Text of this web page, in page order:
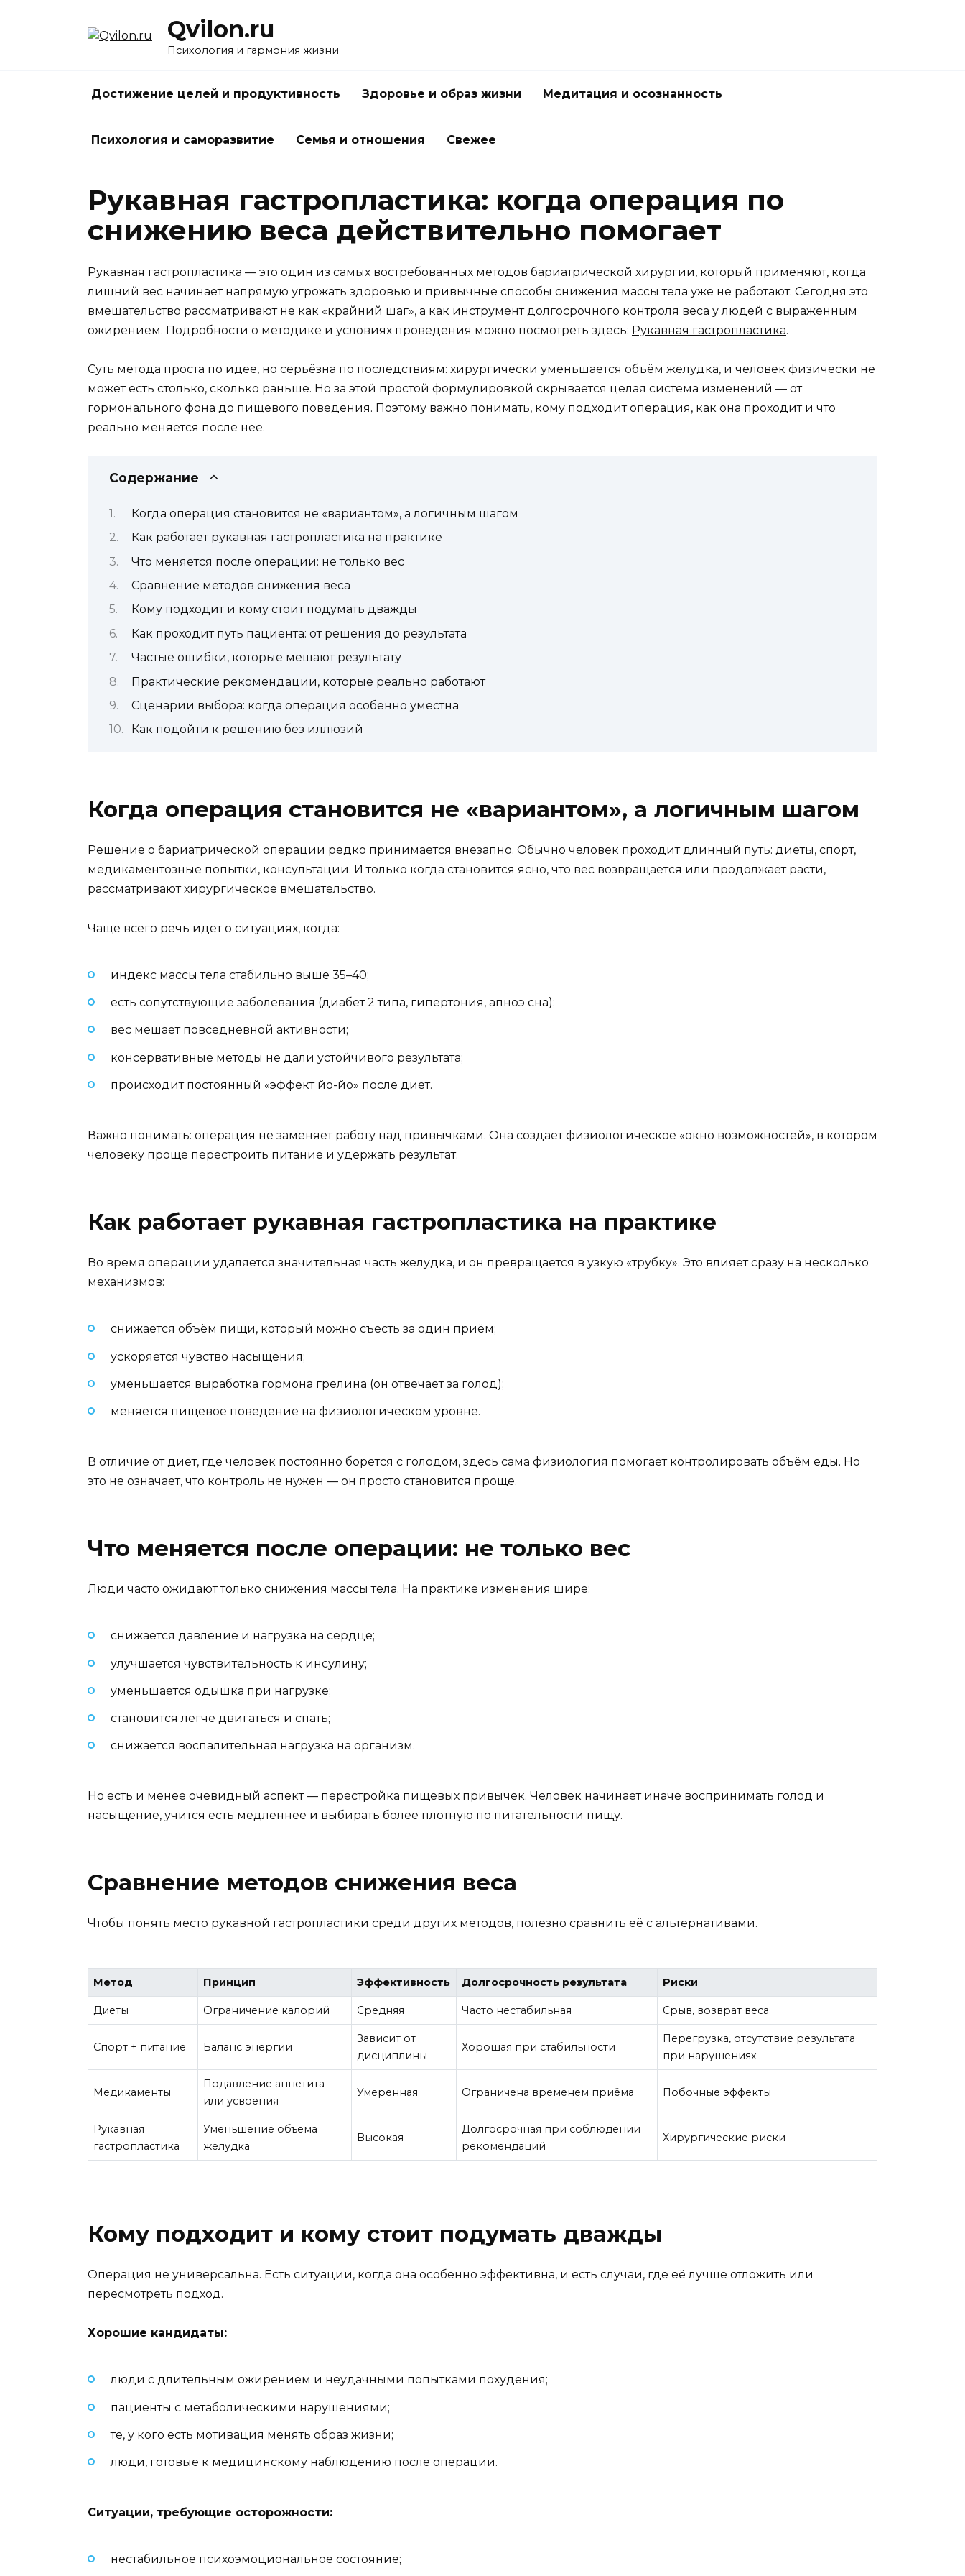
Qvilon.ru
Психология и гармония жизни
Достижение целей и продуктивность Здоровье и образ жизни Медитация и осознанность
Психология и саморазвитие Семья и отношения Свежее
Рукавная гастропластика: когда операция по
снижению веса действительно помогает
Рукавная гастропластика — это один из самых востребованных методов бариатрической хирургии, который применяют, когда
лишний вес начинает напрямую угрожать здоровью и привычные способы снижения массы тела уже не работают. Сегодня это
вмешательство рассматривают не как «крайний шаг», а как инструмент долгосрочного контроля веса у людей с выраженным
ожирением. Подробности о методике и условиях проведения можно посмотреть здесь: Рукавная гастропластика.
Суть метода проста по идее, но серьёзна по последствиям: хирургически уменьшается объём желудка, и человек физически не
может есть столько, сколько раньше. Но за этой простой формулировкой скрывается целая система изменений — от
гормонального фона до пищевого поведения. Поэтому важно понимать, кому подходит операция, как она проходит и что
реально меняется после неё.
Содержание
Когда операция становится не «вариантом», а логичным шагом
Как работает рукавная гастропластика на практике
Что меняется после операции: не только вес
Сравнение методов снижения веса
Кому подходит и кому стоит подумать дважды
Как проходит путь пациента: от решения до результата
Частые ошибки, которые мешают результату
Практические рекомендации, которые реально работают
Сценарии выбора: когда операция особенно уместна
Как подойти к решению без иллюзий
Когда операция становится не «вариантом», а логичным шагом
Решение о бариатрической операции редко принимается внезапно. Обычно человек проходит длинный путь: диеты, спорт,
медикаментозные попытки, консультации. И только когда становится ясно, что вес возвращается или продолжает расти,
рассматривают хирургическое вмешательство.
Чаще всего речь идёт о ситуациях, когда:
индекс массы тела стабильно выше 35–40;
есть сопутствующие заболевания (диабет 2 типа, гипертония, апноэ сна);
вес мешает повседневной активности;
консервативные методы не дали устойчивого результата;
происходит постоянный «эффект йо-йо» после диет.
Важно понимать: операция не заменяет работу над привычками. Она создаёт физиологическое «окно возможностей», в котором
человеку проще перестроить питание и удержать результат.
Как работает рукавная гастропластика на практике
Во время операции удаляется значительная часть желудка, и он превращается в узкую «трубку». Это влияет сразу на несколько
механизмов:
снижается объём пищи, который можно съесть за один приём;
ускоряется чувство насыщения;
уменьшается выработка гормона грелина (он отвечает за голод);
меняется пищевое поведение на физиологическом уровне.
В отличие от диет, где человек постоянно борется с голодом, здесь сама физиология помогает контролировать объём еды. Но
это не означает, что контроль не нужен — он просто становится проще.
Что меняется после операции: не только вес
Люди часто ожидают только снижения массы тела. На практике изменения шире:
снижается давление и нагрузка на сердце;
улучшается чувствительность к инсулину;
уменьшается одышка при нагрузке;
становится легче двигаться и спать;
снижается воспалительная нагрузка на организм.
Но есть и менее очевидный аспект — перестройка пищевых привычек. Человек начинает иначе воспринимать голод и
насыщение, учится есть медленнее и выбирать более плотную по питательности пищу.
Сравнение методов снижения веса
Чтобы понять место рукавной гастропластики среди других методов, полезно сравнить её с альтернативами.
Метод Принцип Эффективность Долгосрочность результата Риски
Диеты Ограничение калорий Средняя Часто нестабильная Срыв, возврат веса
Спорт + питание Баланс энергии
Зависит от
дисциплины
Хорошая при стабильности
Перегрузка, отсутствие результата
при нарушениях
Медикаменты
Подавление аппетита
или усвоения
Умеренная Ограничена временем приёма Побочные эффекты
Рукавная
гастропластика
Уменьшение объёма
желудка
Высокая
Долгосрочная при соблюдении
рекомендаций
Хирургические риски
Кому подходит и кому стоит подумать дважды
Операция не универсальна. Есть ситуации, когда она особенно эффективна, и есть случаи, где её лучше отложить или
пересмотреть подход.
Хорошие кандидаты:
люди с длительным ожирением и неудачными попытками похудения;
пациенты с метаболическими нарушениями;
те, у кого есть мотивация менять образ жизни;
люди, готовые к медицинскому наблюдению после операции.
Ситуации, требующие осторожности:
нестабильное психоэмоциональное состояние;